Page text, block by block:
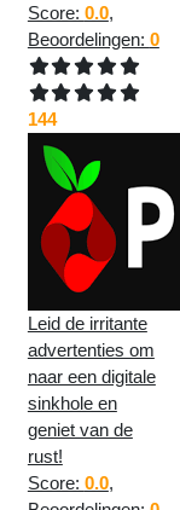
Score: 0.0,
Beoordelingen: 0
144
Leid de irritante
advertenties om
naar een digitale
sinkhole en
geniet van de
rust!
Score: 0.0,